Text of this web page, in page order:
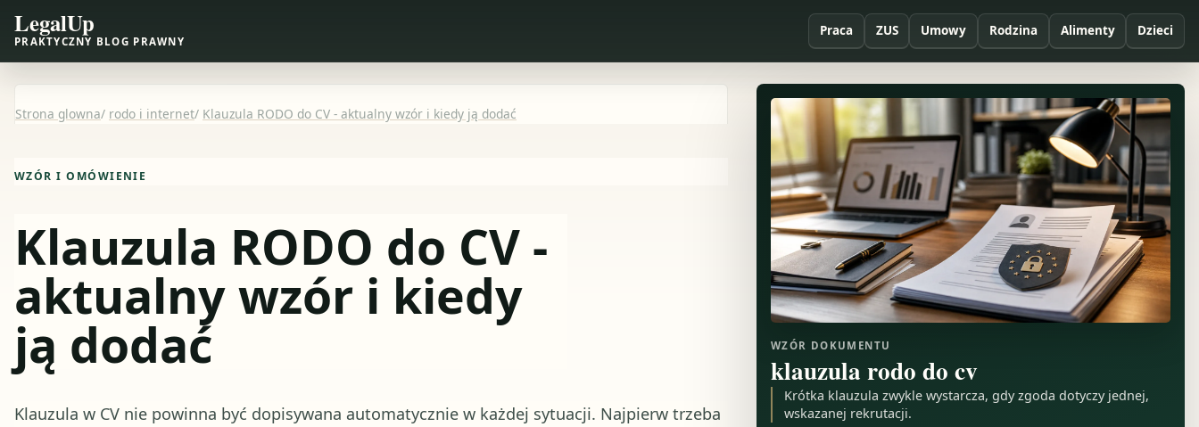
LegalUp
PRAKTYCZNY BLOG PRAWNY
Praca ZUS Umowy Rodzina Alimenty Dzieci
Strona glowna/ rodo i internet/ Klauzula RODO do CV - aktualny wzór i kiedy ją dodać
WZÓR I OMÓWIENIE
Klauzula RODO do CV -
aktualny wzór i kiedy
ją dodać
Klauzula w CV nie powinna być dopisywana automatycznie w każdej sytuacji. Najpierw trzeba
WZÓR DOKUMENTU
klauzula rodo do cv
Krótka klauzula zwykle wystarcza, gdy zgoda dotyczy jednej,
wskazanej rekrutacji.